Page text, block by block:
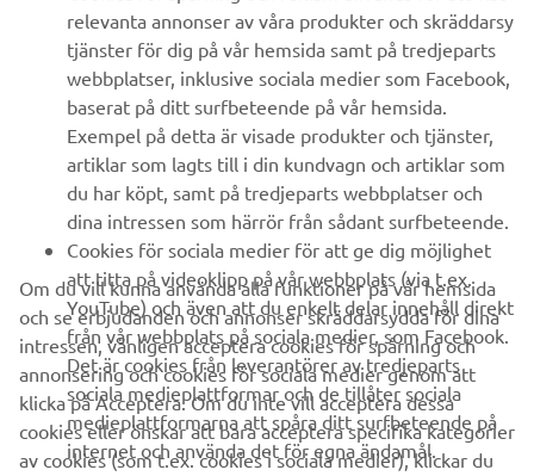
UTFORSKA YAMAHA
FAQ & SUPPORT
NYHETSBREV
Bli först att ta del av de senaste erbjudandena, evenemangen,
nyheterna och mycket mer
PRENUMERERA
Läs vår integritetspolicy för att ta reda på hur vi behandlar dina
relevanta annonser av våra produkter och skräddarsy
tjänster för dig på vår hemsida samt på tredjeparts
webbplatser, inklusive sociala medier som Facebook,
baserat på ditt surfbeteende på vår hemsida.
Exempel på detta är visade produkter och tjänster,
artiklar som lagts till i din kundvagn och artiklar som
du har köpt, samt på tredjeparts webbplatser och
dina intressen som härrör från sådant surfbeteende.
Cookies för sociala medier för att ge dig möjlighet
att titta på videoklipp på vår webbplats (via t.ex.
YouTube) och även att du enkelt delar innehåll direkt
från vår webbplats på sociala medier, som Facebook.
Det är cookies från leverantörer av tredjeparts
sociala medieplattformar och de tillåter sociala
medieplattformarna att spåra ditt surfbeteende på
internet och använda det för egna ändamål.
Om du vill kunna använda alla funktioner på vår hemsida
och se erbjudanden och annonser skräddarsydda för dina
intressen, vänligen acceptera cookies för spårning och
annonsering och cookies för sociala medier genom att
klicka på Acceptera. Om du inte vill acceptera dessa
cookies eller önskar att bara acceptera specifika kategorier
av cookies (som t.ex. cookies i sociala medier), klickar du